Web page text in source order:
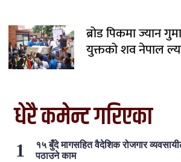
ब्रोड पिकमा ज्यान
युक्तको शव नेपाल
धेरै कमेन्ट गरिएका
१५ बुँदे मागसहित वैदेशिक रोजगार
पठाउने काम